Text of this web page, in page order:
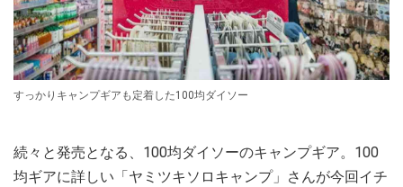
すっかりキャンプギアも定着した100均ダイソー
続々と発売となる、100均ダイソーのキャンプギア。100
均ギアに詳しい「ヤミツキソロキャンプ」さんが今回イチ